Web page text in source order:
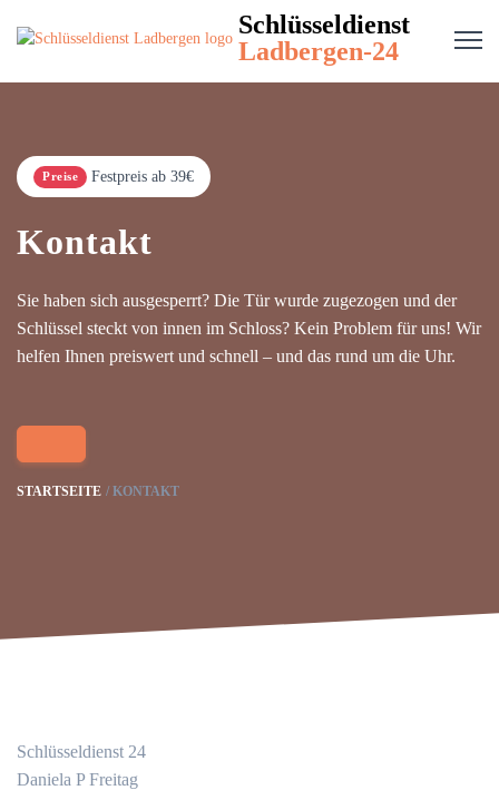
Schlüsseldienst
Ladbergen-24
Preise Festpreis ab 39€
Kontakt
Sie haben sich ausgesperrt? Die Tür wurde zugezogen und der
Schlüssel steckt von innen im Schloss? Kein Problem für uns! Wir
helfen Ihnen preiswert und schnell – und das rund um die Uhr.
STARTSEITE KONTAKT
Schlüsseldienst 24
Daniela P Freitag